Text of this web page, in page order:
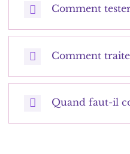
Comment
Comment
Quand faut-il